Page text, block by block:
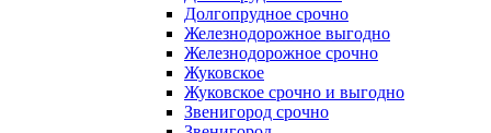
Долгопрудное срочно
Железнодорожное выгодно
Железнодорожное срочно
Жуковское
Жуковское срочно и выгодно
Звенигород срочно